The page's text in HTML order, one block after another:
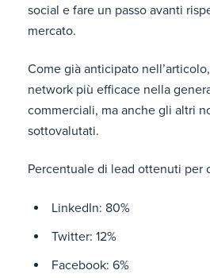
social e fare un passo avanti
mercato.
Come già anticipato
network più efficace nella
commerciali, ma anche gli altri
sottovalutati.
Percentuale di lead ottenuti per
LinkedIn: 80%
Twitter: 12%
Facebook: 6%